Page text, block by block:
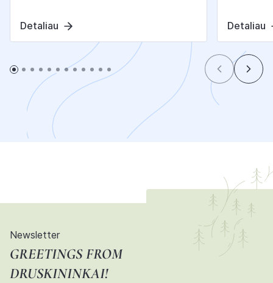
Detaliau Detaliau
Newsletter
GREETINGS FROM
DRUSKININKAI!